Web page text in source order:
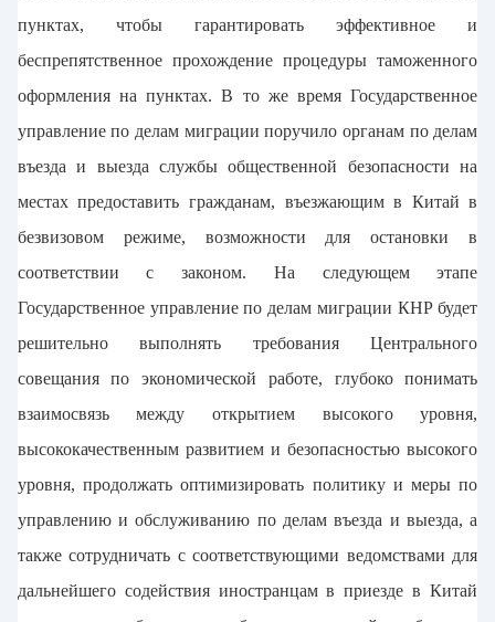
пунктах, чтобы гарантировать эффективное и
беспрепятственное прохождение процедуры таможенного
оформления на пунктах. В то же время Государственное
управление по делам миграции поручило органам по делам
въезда и выезда службы общественной безопасности на
местах предоставить гражданам, въезжающим в Китай в
безвизовом режиме, возможности для остановки в
соответствии с законом. На следующем этапе
Государственное управление по делам миграции КНР будет
решительно выполнять требования Центрального
совещания по экономической работе, глубоко понимать
взаимосвязь между открытием высокого уровня,
высококачественным развитием и безопасностью высокого
уровня, продолжать оптимизировать политику и меры по
управлению и обслуживанию по делам въезда и выезда, а
также сотрудничать с соответствующими ведомствами для
дальнейшего содействия иностранцам в приезде в Китай